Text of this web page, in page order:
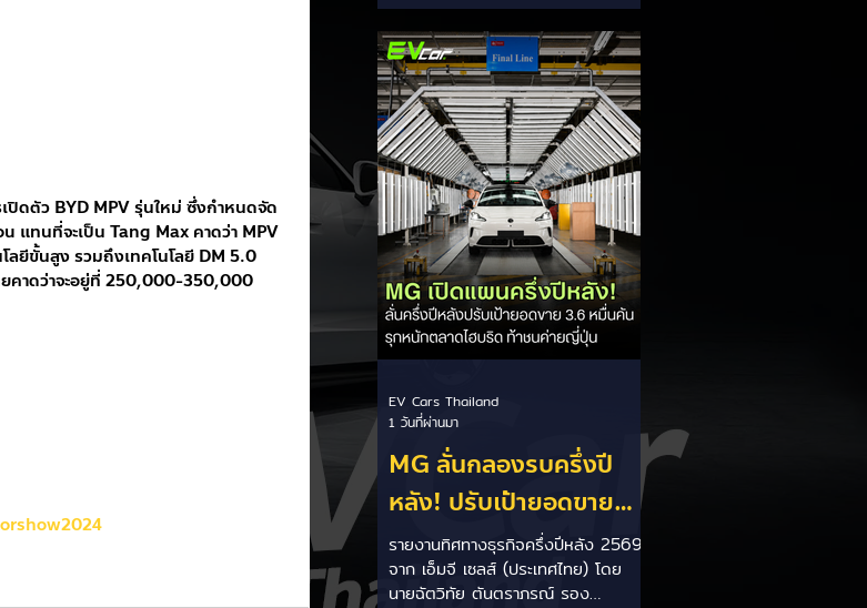
ปิดตัว BYD MPV รุ่นใหม่ ซึ่งกำหนดจัด
แทนที่จะเป็น Tang Max คาดว่า MPV
ยีขั้นสูง รวมถึงเทคโนโลยี DM 5.0
ยคาดว่าจะอยู่ที่ 250,000-350,000
ใช้รถยนต์ไฟฟ้าว่าเหมือน "เป็นโรค"
เพราะเริ่มกังวลเรื่องแบตเตอรี่ตั้งแต่ยัง
เหลือไฟจำนวนมาก และคอยมองหาสถา
นีชาร์จอยู่ตลอดเวลา ซึ่งสื่อมองว่า
เป็นการพาดพิงถึงอาการ Range
Anxiety หรือความกังวลเรื่องระยะทาง
วิ่งของรถ EV Trump ยังระบุว่า
ปัจจุบันรถยนต์ไฟฟ้ามีสัดส่วนเพียง
ประมาณ 7% ของยอดขายรถใหม่ใน
สหรัฐฯ และใช้ตัวเลขนี้เป็นเหตุผล
ประกอบว่า...
MG ลั่นกลองรบครึ่งปี
หลัง! ปรับเป้ายอดขาย
เพิ่มเป็น 36,000 คัน
พร้อมเดินหน้าลงศึกชิง
รายงานทิศทางธุรกิจครึ่งปีหลัง 2569
จาก เอ็มจี เซลส์ (ประเทศไทย) โดย
นายฉัตวิทัย ตันตราภรณ์ รอง
EV Cars Thailand
1 วันที่ผ่านมา